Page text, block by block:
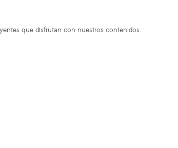
que disfrutan con nuestros contenidos.